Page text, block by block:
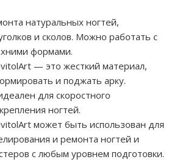
натуральных ногтей,
и сколов. Можно работать с
формами.
— это жесткий материал,
и поджать арку.
для скоростного
ногтей.
может быть использован для
и ремонта ногтей и
с любым уровнем подготовки.